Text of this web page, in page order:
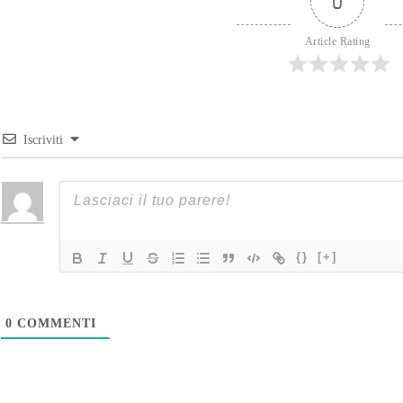
Article Rating
Iscriviti
{} [+]
0 COMMENTI